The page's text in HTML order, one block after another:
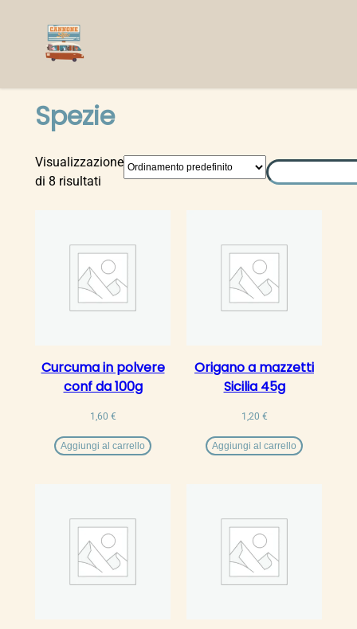
al
contenutoSpezie
Visualizzazione
di 8 risultati
Cerca
Curcuma in polvere
conf da 100g
1,60 €
Aggiungi al carrello
Origano a mazzetti
Sicilia 45g
1,20 €
Aggiungi al carrello